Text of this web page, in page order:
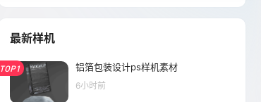
最新样机
TOP1 铝箔包装设计ps样机素材
6小时前